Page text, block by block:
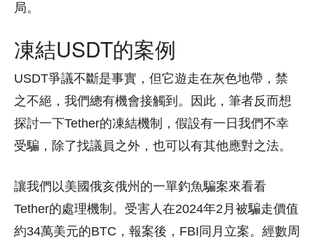
局。
凍結USDT的案例
USDT爭議不斷是事實，但它遊走在灰色地帶，禁
之不絕，我們總有機會接觸到。因此，筆者反而想
探討一下Tether的凍結機制，假設有一日我們不幸
受騙，除了找議員之外，也可以有其他應對之法。
讓我們以美國俄亥俄州的一單釣魚騙案來看看
Tether的處理機制。受害人在2024年2月被騙走價值
約34萬美元的BTC，報案後，FBI同月立案。經數周